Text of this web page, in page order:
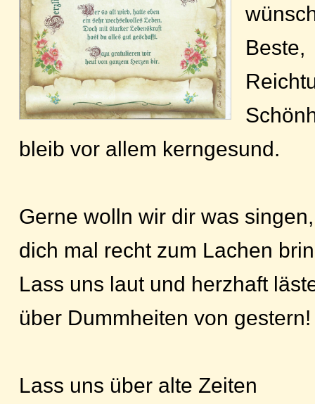
Beste,
bleib vor allem kerngesund.
Gerne wolln wir dir was singen,
dich mal recht zum Lachen
Lass uns laut und herzhaft
über Dummheiten von gestern!
Lass uns über alte Zeiten